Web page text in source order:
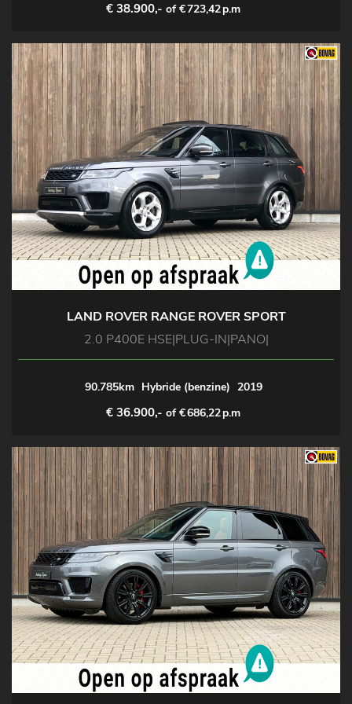
€ 38.900,- of €723,42p.m
LAND ROVER RANGE ROVER SPORT
2.0 P400E HSE|PLUG-IN|PANO|
90.785km Hybride (benzine) 2019
€ 36.900,- of €686,22p.m